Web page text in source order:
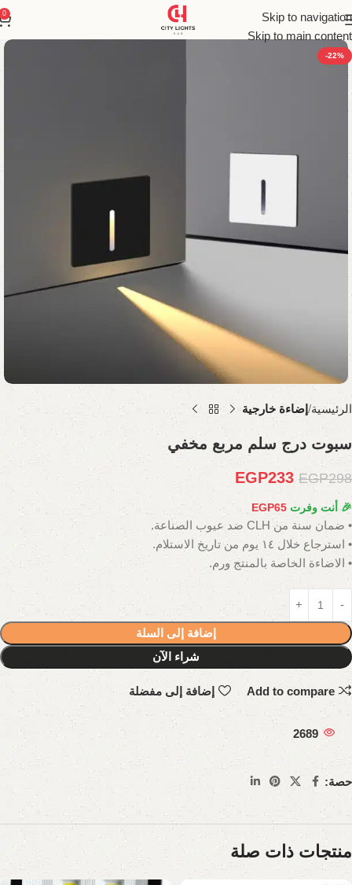
Skip to navigation
Skip to main content
0
-22%
الرئيسية إضاءة خارجية
سبوت درج سلم مربع مخفي
EGP298
EGP233
🎉 أنت وفرت EGP65
• ضمان سنة من CLH ضد عيوب الصناعة.
• استرجاع خلال ١٤ يوم من تاريخ الاستلام.
• الاضاءة الخاصة بالمنتج ورم.
إضافة إلى السلة
شراء الآن
Add to compare إضافة إلى مفضلة
2689
حصة:
منتجات ذات صلة